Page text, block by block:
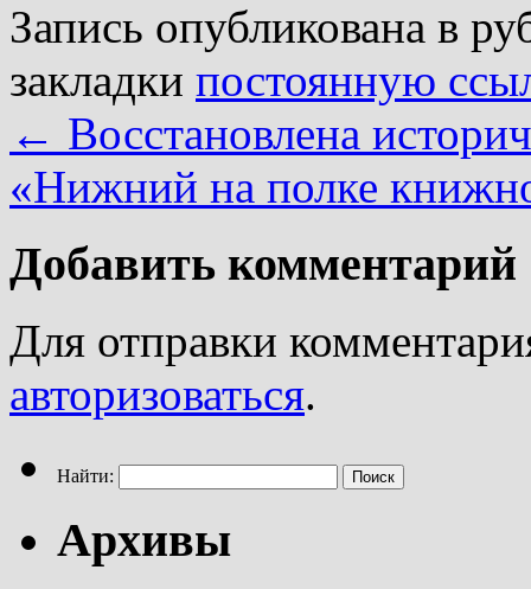
Запись опубликована в
закладки постоянную
← Восстановлена
«Нижний на полке
Добавить комментарий
Для отправки
авторизоваться.
Найти:
Архивы